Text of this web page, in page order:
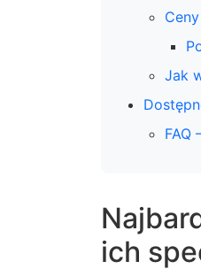
Jak
FAQ
ich